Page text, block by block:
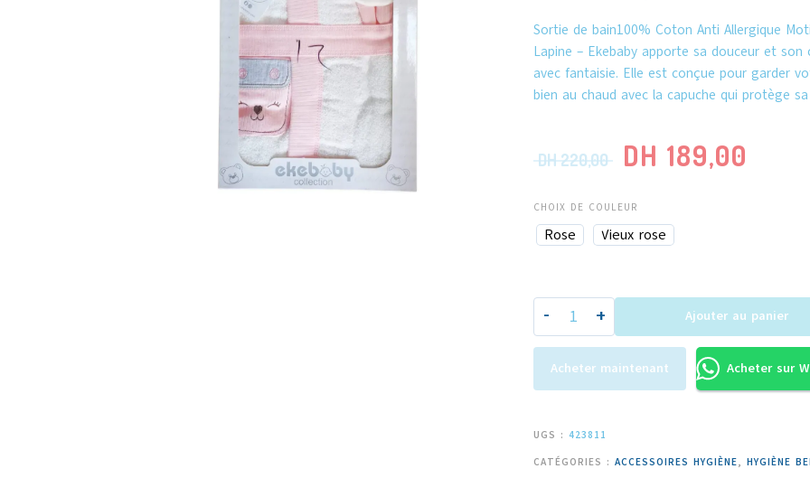
Sortie de bain100% Coton Anti Allergique
Lapine – Ekebaby apporte sa douceur et son
avec fantaisie. Elle est conçue pour garder
bien au chaud avec la capuche qui protège
DH220,00 DH 189,00
CHOIX DE COULEUR
Rose Vieux rose
- + Ajouter au panier
Acheter maintenant Acheter sur
UGS : 423811
CATÉGORIES : ACCESSOIRES HYGIÈNE, HYGIÈNE